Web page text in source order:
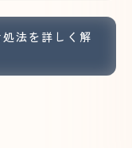
法を詳しく解